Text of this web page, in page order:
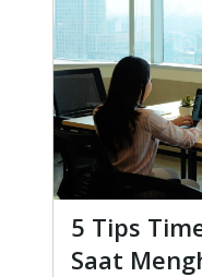
5 Tips
Saat